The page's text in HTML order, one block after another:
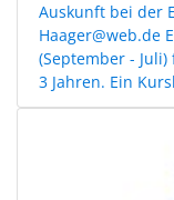
Auskunft bei der
Haager@web.de
(September -
3 Jahren. Ein